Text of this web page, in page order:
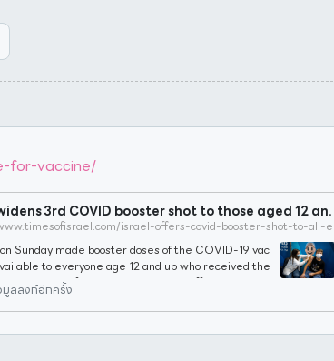
for-vaccine/
Israel widens
Sunday made booster doses of the COVID-19 vac
to everyone age 12 and up who received the
shot at least five months ago, in an effort to combat
coronavirus infe
มูลลิงก์อีกครั้ง